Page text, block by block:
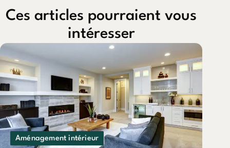
Ces articles pourraient vous
intéresser
Aménagement intérieur